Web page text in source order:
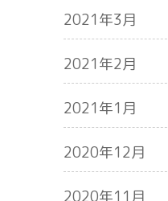
2021年3月
2021年2月
2021年1月
2020年12月
2020年11月